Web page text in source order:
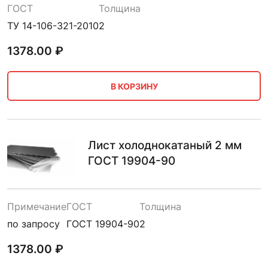
ГОСТ
ТУ 14-106-321-2010
Толщина
2
1378.00 ₽
В КОРЗИНУ
Лист холоднокатаный 2 мм
ГОСТ 19904-90
Примечание
по запросу
ГОСТ
ГОСТ 19904-90
Толщина
2
1378.00 ₽